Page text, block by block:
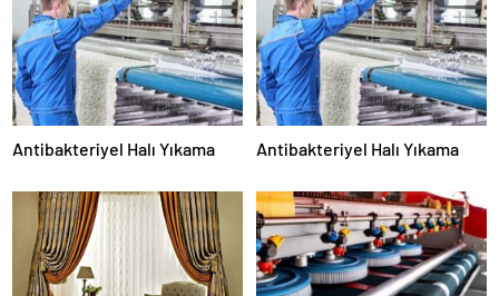
Antibakteriyel Halı Yıkama Antibakteriyel Halı Yıkama